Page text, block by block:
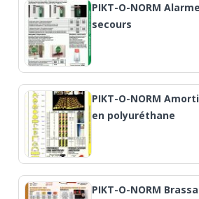
PIKT-O-NORM
secours
PIKT-O-NORM
en polyuréthane
PIKT-O-NORM